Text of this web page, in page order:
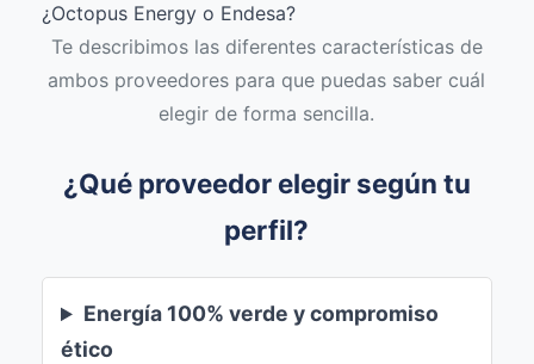
¿Octopus Energy o Endesa?
Te describimos las diferentes características de
ambos proveedores para que puedas saber cuál
elegir de forma sencilla.
¿Qué proveedor elegir según tu
perfil?
Energía 100% verde y compromiso
ético